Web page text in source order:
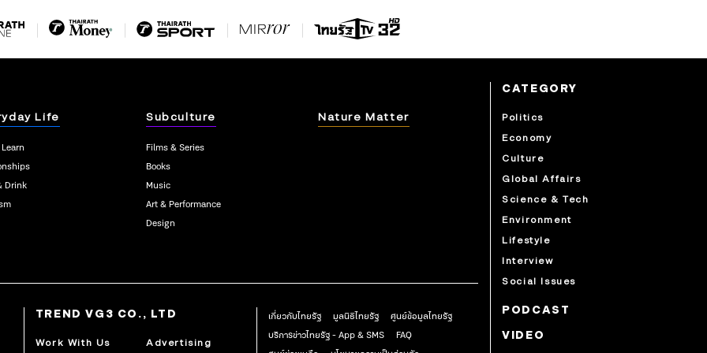
Life
Drink
Subculture
Films & Series
Books
Music
Art & Performance
Design
Nature Matter
CATEGORY
Politics
Economy
Culture
Global Affairs
Science & Tech
Environment
Lifestyle
Interview
Social Issues
PODCAST
VIDEO
TREND VG3 CO., LTD
Work With Us Advertising
เกี่ยวกับไทยรัฐ มูลนิธิไทยรัฐ
ศูนย์ข้อมูลไทยรัฐ
บริการข่าวไทยรัฐ - App & SMS
FAQ